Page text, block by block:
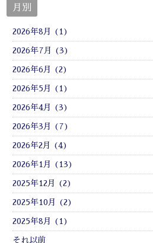
月別
2026年8月 (1)
2026年7月 (3)
2026年6月 (2)
2026年5月 (1)
2026年4月 (3)
2026年3月 (7)
2026年2月 (4)
2026年1月 (13)
2025年12月 (2)
2025年10月 (2)
2025年8月 (1)
それ以前